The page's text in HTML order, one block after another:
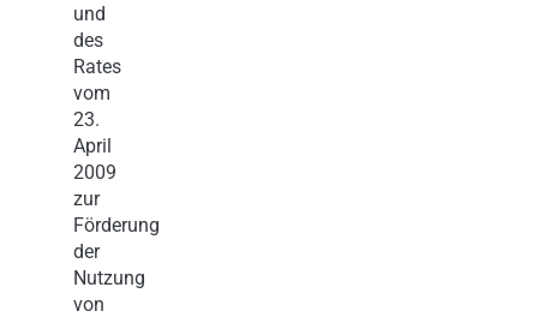
und
des
Rates
vom
23.
April
2009
zur
Förderung
der
Nutzung
von